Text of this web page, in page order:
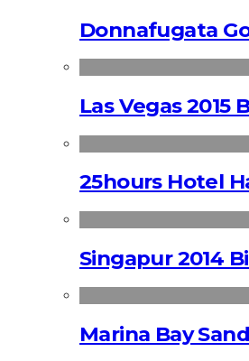
Donnafugata
Las Vegas 2015
25hours Hotel
Singapur 2014
Marina Bay